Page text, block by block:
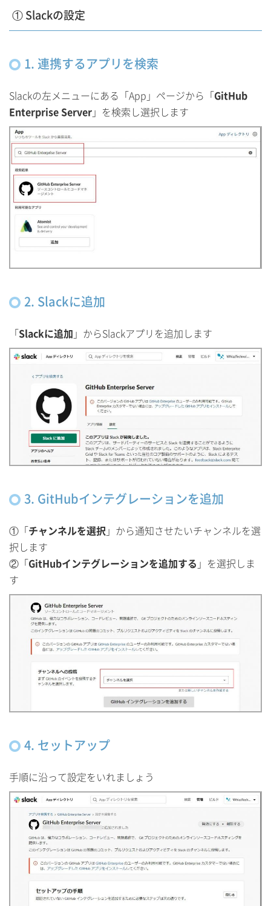
① Slackの設定
1. 連携するアプリを検索
Slackの左メニューにある「App」ページから「GitHub
Enterprise Server」を検索し選択します
2. Slackに追加
「Slackに追加 」からSlackアプリを追加します
3. GitHubインテグレーションを追加
①「チャンネルを選択 」から通知させたいチャンネルを選
択します
②「GitHubインテグレーションを追加する 」を選択しま
す
4. セットアップ
手順に沿って設定をいれましょう